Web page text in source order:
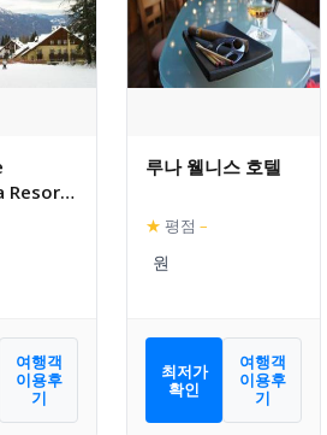
Resort
여행객
이용후
기
루나 웰니스 호텔
★ 평점 –
최저가
확인
여행객
이용후
기